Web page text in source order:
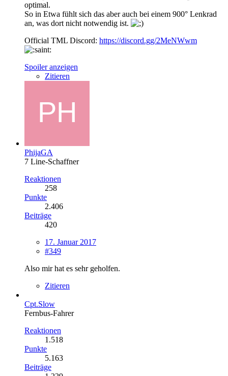
optimal.
So in Etwa fühlt sich das aber auch bei einem 900° Lenkrad
an, was dort nicht notwendig ist.
Official TML Discord: https://discord.gg/2MeNWwm
Spoiler anzeigen
Zitieren
PhijaGA
7 Line-Schaffner
Reaktionen
258
Punkte
2.406
Beiträge
420
17. Januar 2017
#349
Also mir hat es sehr geholfen.
Zitieren
Cpt.Slow
Fernbus-Fahrer
Reaktionen
1.518
Punkte
5.163
Beiträge